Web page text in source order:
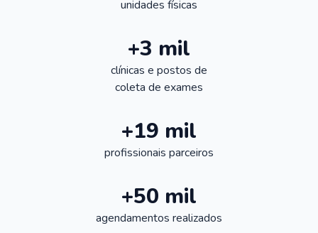
unidades físicas
+3 mil
clínicas e postos de
coleta de exames
+19 mil
profissionais parceiros
+50 mil
agendamentos realizados